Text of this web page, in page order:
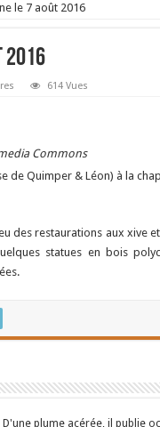
le 7 août 2016
2016
614 Vues
Commons
de Quimper & Léon) à la
des restaurations aux xive
statues en bois
plume acérée, il publie